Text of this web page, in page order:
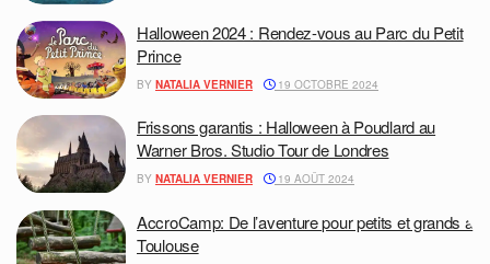
Halloween 2024 : Rendez-vous au Parc du Petit
Prince
BY NATALIA VERNIER 19 OCTOBRE 2024
Frissons garantis : Halloween à Poudlard au
Warner Bros. Studio Tour de Londres
BY NATALIA VERNIER 19 AOÛT 2024
AccroCamp: De l’aventure pour petits et grands à
Toulouse